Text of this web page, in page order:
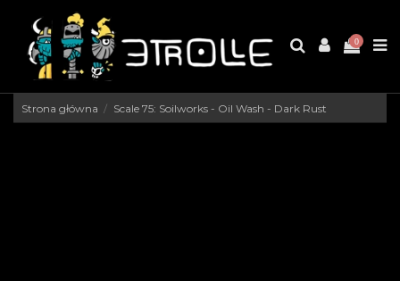
0
Strona główna Scale 75: Soilworks - Oil Wash - Dark Rust